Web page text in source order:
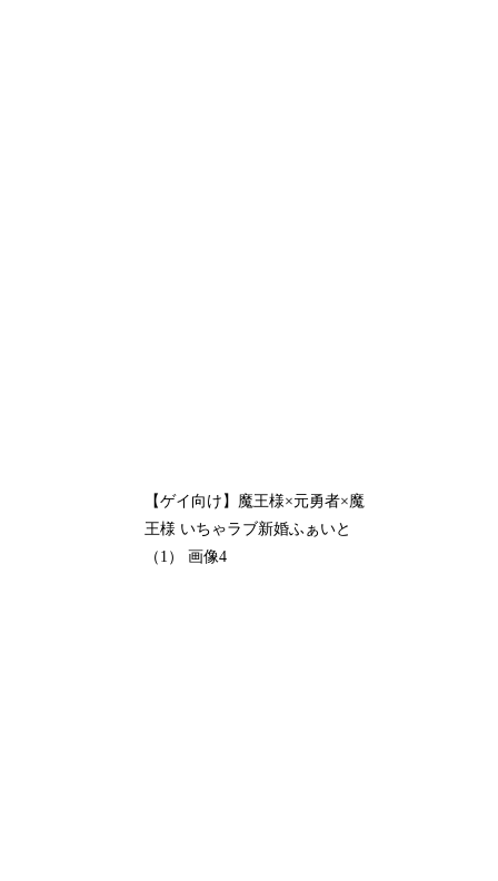
【ゲイ向け】魔王様×元勇者×魔
王様 いちゃラブ新婚ふぁいと
（1） 画像4